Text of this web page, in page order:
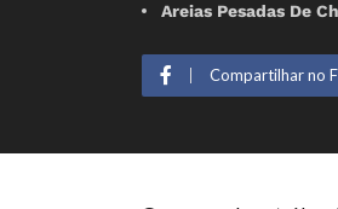
Areias Pesadas De
Compartilhar no